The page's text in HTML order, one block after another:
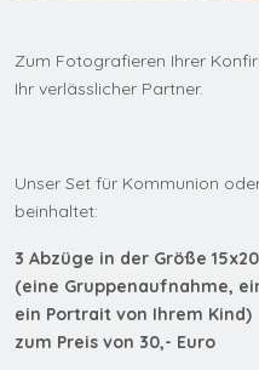
Zum Fotografieren Ihrer
Ihr verlässlicher Partner.
Unser Set für Kommunion
beinhaltet:
3 Abzüge in der Größe
(eine Gruppenaufnahme,
ein Portrait von Ihrem Kind)
zum Preis von 30,- Euro